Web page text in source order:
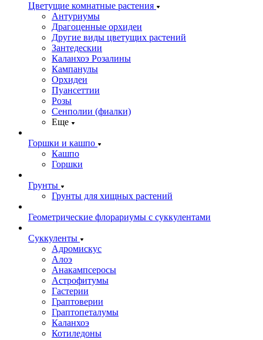
Цветущие комнатные растения
Антуриумы
Драгоценные орхидеи
Другие виды цветущих растений
Зантедескии
Каланхоэ Розалины
Кампанулы
Орхидеи
Пуансеттии
Розы
Сенполии (фиалки)
Еще
Горшки и кашпо
Кашпо
Горшки
Грунты
Грунты для хищных растений
Геометрические флорариумы с суккулентами
Суккуленты
Адромискус
Алоэ
Анакампсеросы
Астрофитумы
Гастерии
Граптоверии
Граптопеталумы
Каланхоэ
Котиледоны